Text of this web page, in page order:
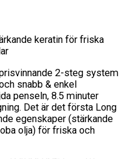
keratin för friska
2-steg system
snabb & enkel
penseln, 8.5 minuter
Det är det första Long
egenskaper (stärkande
olja) för friska och